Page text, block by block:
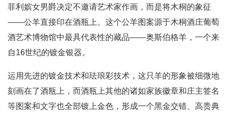
菲利嫔女男爵决定不邀请艺术家作画，而是将木桐的象征
——公羊直接印在酒瓶上。这个公羊图案源于木桐酒庄葡萄
酒艺术博物馆中最具代表性的藏品——奥斯伯格羊，一个来
自16世纪的镀金银器。
运用先进的镀金技术和珐琅彩技术，这只羊的形象被细微地
刻画在了酒瓶上，而酒瓶上其他的诸如家族徽章和庄主签名
等图案和文字也全部镀上金色，形成一个黑金交错、高贵典